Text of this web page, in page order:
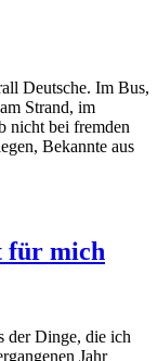
Deutsche. Im Bus,
Strand, im
nicht bei fremden
Bekannte aus
für mich
der Dinge, die ich
Jahr